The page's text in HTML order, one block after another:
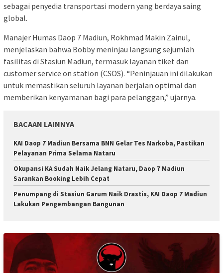
sebagai penyedia transportasi modern yang berdaya saing
global.
Manajer Humas Daop 7 Madiun, Rokhmad Makin Zainul,
menjelaskan bahwa Bobby meninjau langsung sejumlah
fasilitas di Stasiun Madiun, termasuk layanan tiket dan
customer service on station (CSOS). “Peninjauan ini dilakukan
untuk memastikan seluruh layanan berjalan optimal dan
memberikan kenyamanan bagi para pelanggan,” ujarnya.
BACAAN LAINNYA
KAI Daop 7 Madiun Bersama BNN Gelar Tes Narkoba, Pastikan
Pelayanan Prima Selama Nataru
Okupansi KA Sudah Naik Jelang Nataru, Daop 7 Madiun
Sarankan Booking Lebih Cepat
Penumpang di Stasiun Garum Naik Drastis, KAI Daop 7 Madiun
Lakukan Pengembangan Bangunan